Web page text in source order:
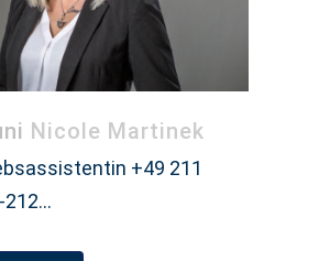
Nicole Martinek
+49 211